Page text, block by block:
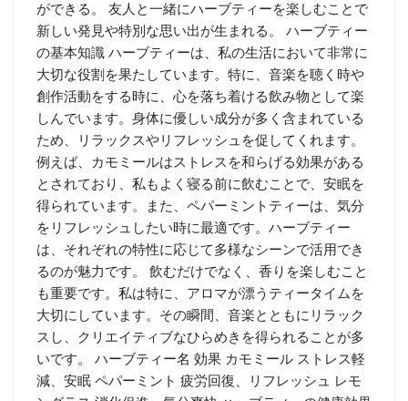
ができる。 友人と一緒にハーブティーを楽しむことで
新しい発見や特別な思い出が生まれる。 ハーブティー
の基本知識 ハーブティーは、私の生活において非常に
大切な役割を果たしています。特に、音楽を聴く時や
創作活動をする時に、心を落ち着ける飲み物として楽
しんでいます。身体に優しい成分が多く含まれている
ため、リラックスやリフレッシュを促してくれます。
例えば、カモミールはストレスを和らげる効果がある
とされており、私もよく寝る前に飲むことで、安眠を
得られています。また、ペパーミントティーは、気分
をリフレッシュしたい時に最適です。ハーブティー
は、それぞれの特性に応じて多様なシーンで活用でき
るのが魅力です。 飲むだけでなく、香りを楽しむこと
も重要です。私は特に、アロマが漂うティータイムを
大切にしています。その瞬間、音楽とともにリラック
スし、クリエイティブなひらめきを得られることが多
いです。 ハーブティー名 効果 カモミール ストレス軽
減、安眠 ペパーミント 疲労回復、リフレッシュ レモ